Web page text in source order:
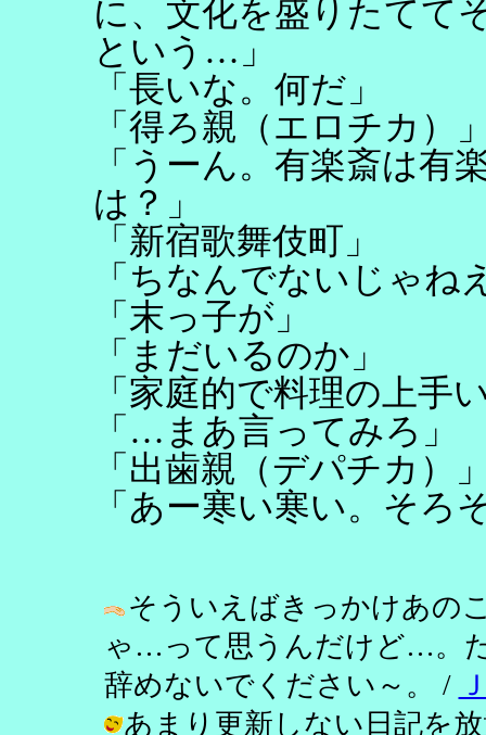
に、文化を盛りたてて
という…」
「長いな。何だ」
「得ろ親（エロチカ）
「うーん。有楽斎は有
は？」
「新宿歌舞伎町」
「ちなんでないじゃね
「末っ子が」
「まだいるのか」
「家庭的で料理の上手
「…まあ言ってみろ」
「出歯親（デパチカ）
「あー寒い寒い。そ
そういえばきっかけあの
ゃ…って思うんだけど…。
辞めないでください～。 /
あまり更新しない日記を